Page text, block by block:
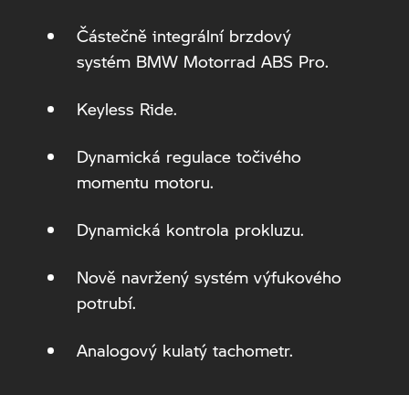
Částečně integrální brzdový
systém BMW Motorrad ABS Pro.
Keyless Ride.
Dynamická regulace točivého
momentu motoru.
Dynamická kontrola prokluzu.
Nově navržený systém výfukového
potrubí.
Analogový kulatý tachometr.